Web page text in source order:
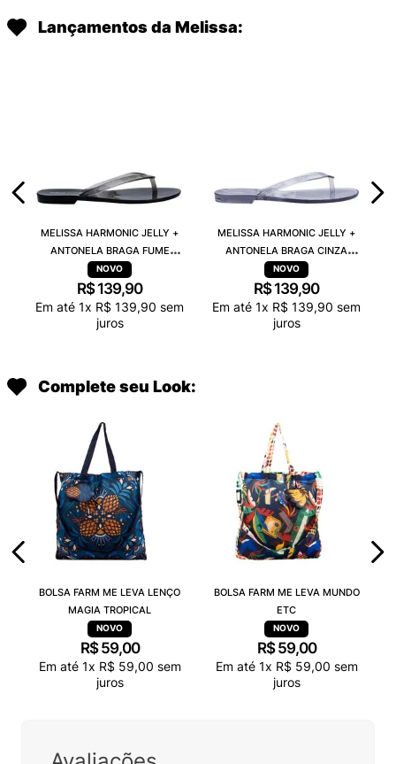
Lançamentos da Melissa:
MELISSA HARMONIC JELLY +
ANTONELA BRAGA FUME
TRANSPARENTE 38263
R$ 139,90
Em até 1x R$ 139,90 sem
juros
MELISSA HARMONIC JELLY +
ANTONELA BRAGA CINZA
TRANSPARENTE 38263
R$ 139,90
Em até 1x R$ 139,90 sem
juros
Complete seu Look:
BOLSA FARM ME LEVA LENÇO
MAGIA TROPICAL
R$ 59,00
Em até 1x R$ 59,00 sem
juros
BOLSA FARM ME LEVA MUNDO
ETC
R$ 59,00
Em até 1x R$ 59,00 sem
juros